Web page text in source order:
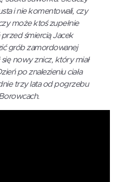
i nie komentowali, czy
może ktoś zupełnie
przed śmiercią Jacek
grób zamordowanej
nowy znicz, który miał
po znalezieniu ciała
trzy lata od pogrzebu